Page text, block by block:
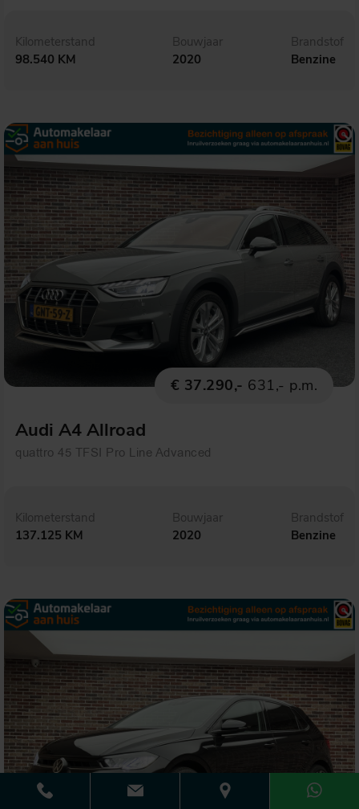
Kilometerstand
98.540 KM
Bouwjaar
2020
Brandstof
Benzine
€ 37.290,- 631,- p.m.
Audi A4 Allroad
quattro 45 TFSI Pro Line Advanced
Kilometerstand
137.125 KM
Bouwjaar
2020
Brandstof
Benzine